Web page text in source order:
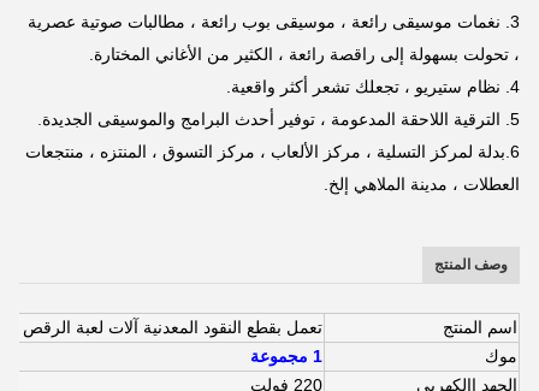
3. نغمات موسيقى رائعة ، موسيقى بوب رائعة ، مطالبات صوتية عصرية
، تحولت بسهولة إلى راقصة رائعة ، الكثير من الأغاني المختارة.
4. نظام ستيريو ، تجعلك تشعر أكثر واقعية.
5. الترقية اللاحقة المدعومة ، توفير أحدث البرامج والموسيقى الجديدة
6.بدلة لمركز التسلية ، مركز الألعاب ، مركز التسوق ، المنتزه ، منتجعات
العطلات ، مدينة الملاهي إلخ.
وصف المنتج
اسم المنتج
تعمل بقطع النقود المعدنية آلات لعبة الرقص
موك
1 مجموعة
الجهد االكهربى
220 فولت